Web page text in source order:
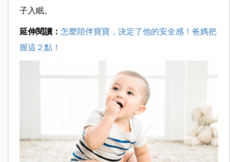
子入眠。
延伸閱讀： 怎麼陪伴寶寶，決定了他的安全感！爸媽把
握這２點！